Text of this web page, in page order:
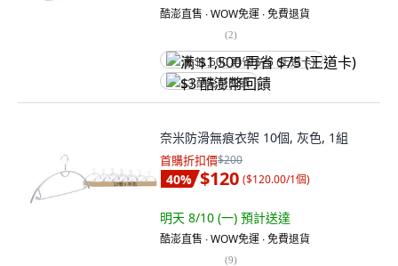
酷澎直售 ∙ WOW免運 ∙ 免費退貨
(2)
满 $1,500 再省 $75 (王道卡)
$3 酷澎幣回饋
奈米防滑無痕衣架 10個, 灰色, 1組
首購折扣價$200
40% $120 ($120.00/1個)
明天 8/10 (一) 預計送達
酷澎直售 ∙ WOW免運 ∙ 免費退貨
(9)